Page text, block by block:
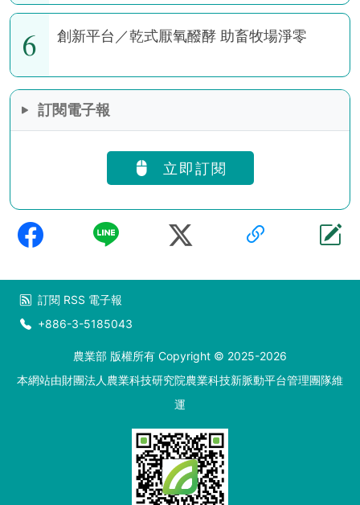
6 創新平台／乾式厭氧醱酵 助畜牧場淨零
訂閱電子報
立即訂閱
訂閱 RSS 電子報
+886-3-5185043
農業部 版權所有 Copyright © 2025-2026
本網站由財團法人農業科技研究院農業科技新脈動平台管理團隊維
運